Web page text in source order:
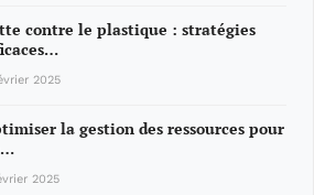
contre le plastique : stratégies
2025
la gestion des ressources pour
2025